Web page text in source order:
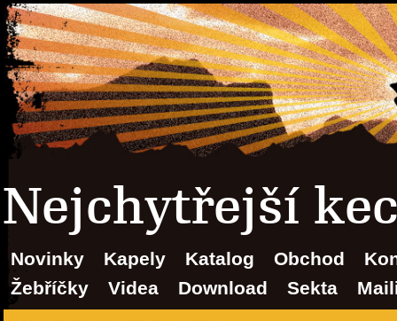
Nejchytřejší
Novinky Kapely Katalog Obchod
Žebříčky
Videa Download Sekta